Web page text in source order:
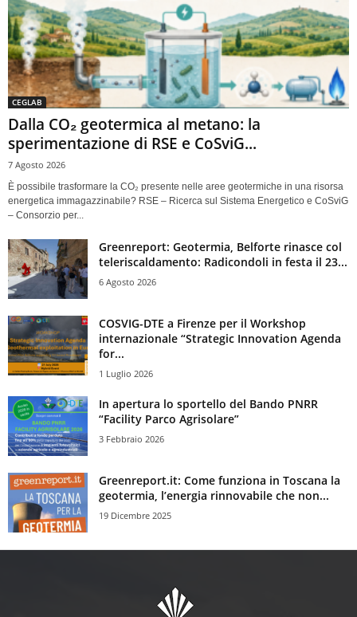
CEGLAB
Dalla CO₂ geotermica al metano: la
sperimentazione di RSE e CoSviG...
7 Agosto 2026
È possibile trasformare la CO₂ presente nelle aree geotermiche in una risorsa
energetica immagazzinabile? RSE – Ricerca sul Sistema Energetico e CoSviG
– Consorzio per...
Greenreport: Geotermia, Belforte rinasce col
teleriscaldamento: Radicondoli in festa il 23...
6 Agosto 2026
COSVIG-DTE a Firenze per il Workshop
internazionale “Strategic Innovation Agenda
for...
1 Luglio 2026
In apertura lo sportello del Bando PNRR
“Facility Parco Agrisolare”
3 Febbraio 2026
Greenreport.it: Come funziona in Toscana la
geotermia, l’energia rinnovabile che non...
19 Dicembre 2025